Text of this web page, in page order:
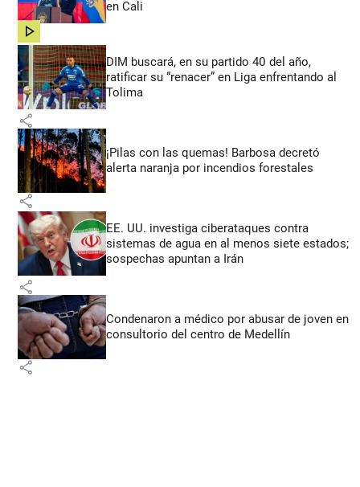
en Cali
share
DIM buscará, en su partido 40 del año,
ratificar su “renacer” en Liga enfrentando al
Tolima
share
¡Pilas con las quemas! Barbosa decretó
alerta naranja por incendios forestales
share
EE. UU. investiga ciberataques contra
sistemas de agua en al menos siete estados;
sospechas apuntan a Irán
share
Condenaron a médico por abusar de joven en
consultorio del centro de Medellín
share